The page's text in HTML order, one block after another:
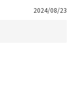
2024/08/23